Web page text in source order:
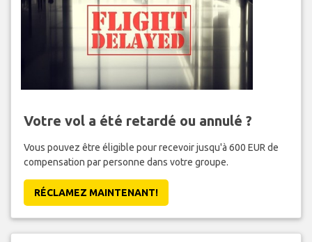
Votre vol a été retardé ou annulé ?
Vous pouvez être éligible pour recevoir jusqu'à 600 EUR de
compensation par personne dans votre groupe.
RÉCLAMEZ MAINTENANT!